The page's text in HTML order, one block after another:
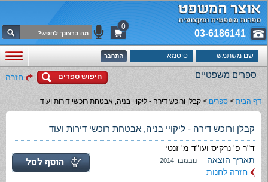
03-6186141
0
ספרים משפטיים חיפוש ספרים חזרה
דף הבית > ספרים > קבלן ורוכש דירה - ליקויי בניה, אבטחת רוכשי דירות ועוד
קבלן ורוכש דירה - ליקויי בניה, אבטחת רוכשי דירות ועוד
ד"ר פ' נרקיס ועו"ד מ' זנטי
תאריך הוצאה
נובמבר 2014
חזרה לחנות